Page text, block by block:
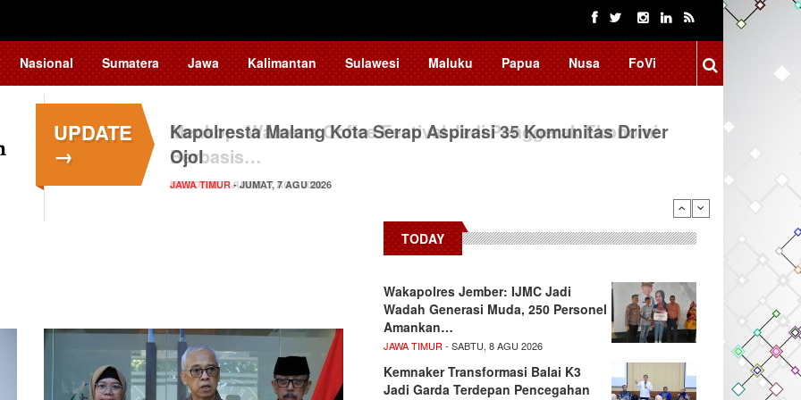
Nasional Sumatera Jawa Kalimantan Sulawesi Maluku Papua Nusa FoVi
UPDATE
→
Kapolresta Malang Kota Serap Aspirasi 35 Komunitas Driver
Ojol
JAWA TIMUR- JUMAT, 7 AGU 2026
TODAY
Wakapolres Jember: IJMC Jadi
Wadah Generasi Muda, 250 Personel
Amankan…
JAWA TIMUR - SABTU, 8 AGU 2026
Kemnaker Transformasi Balai K3
Jadi Garda Terdepan Pencegahan